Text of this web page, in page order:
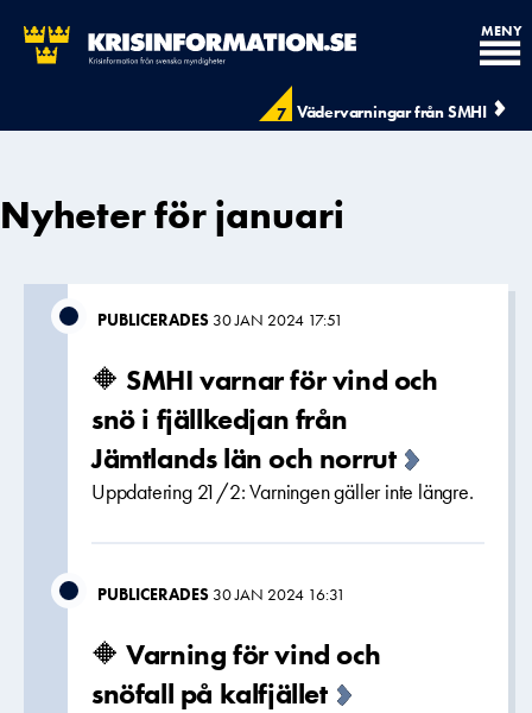
7 Vädervarningar från SMHI
MENY
Nyheter för januari
PUBLICERADES 30 JAN 2024 17:51
🔶 SMHI varnar för vind och
snö i fjällkedjan från
Jämtlands län och norrut
Uppdatering 21/2: Varningen gäller inte längre.
PUBLICERADES 30 JAN 2024 16:31
🔶 Varning för vind och
snöfall på kalfjället